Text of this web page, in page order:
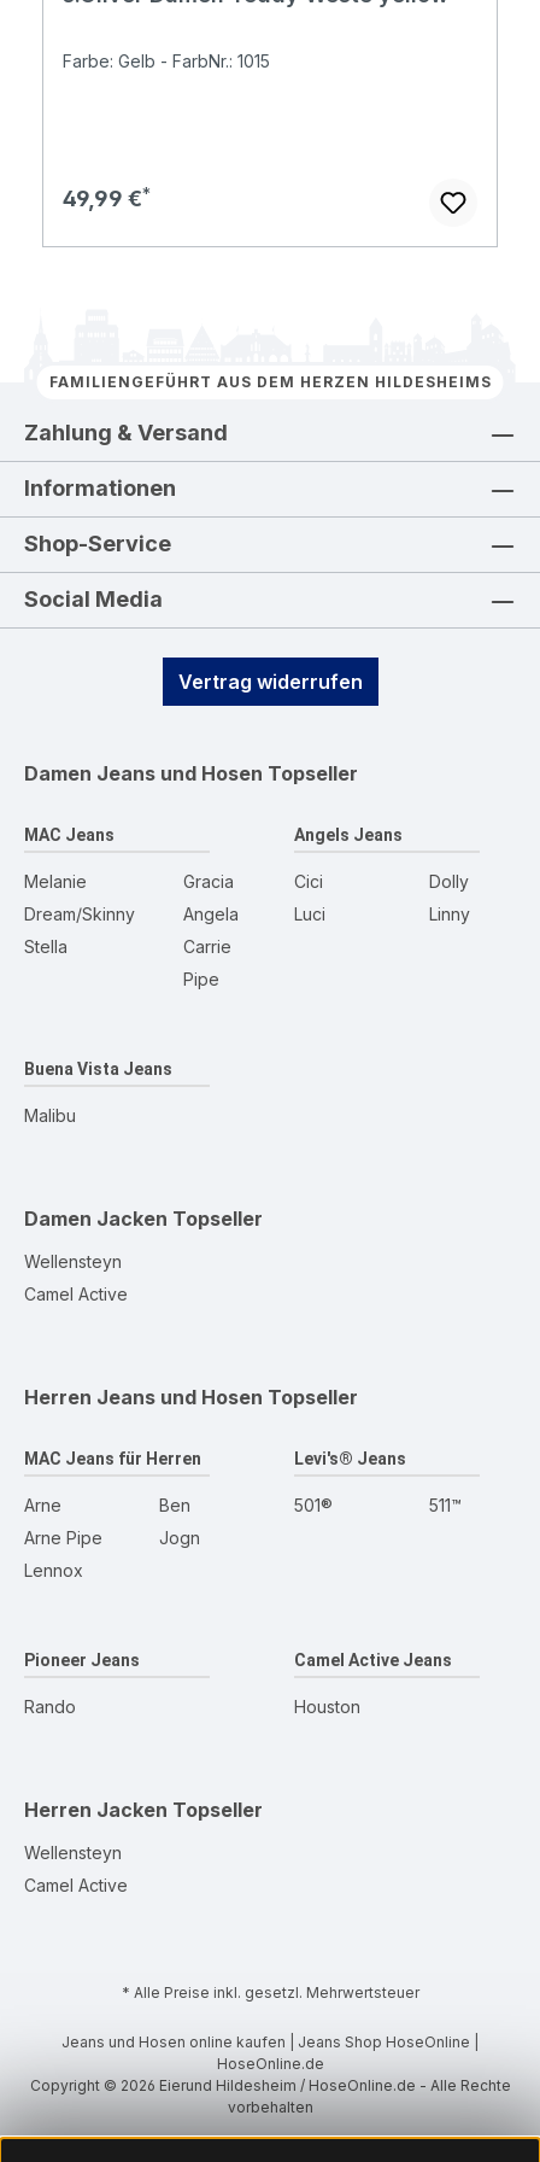
Farbe: Gelb - FarbNr.: 1015
Regulärer Preis:
49,99 €
FAMILIENGEFÜHRT AUS DEM HERZEN HILDESHEIMS
Zahlung & Versand
Informationen
Shop-Service
Social Media
Vertrag widerrufen
Damen Jeans und Hosen Topseller
MAC Jeans
Melanie
Dream/Skinny
Stella
Gracia
Angela
Carrie
Pipe
Angels Jeans
Cici
Luci
Dolly
Linny
Buena Vista Jeans
Malibu
Damen Jacken Topseller
Wellensteyn
Camel Active
Herren Jeans und Hosen Topseller
MAC Jeans für Herren
Arne
Arne Pipe
Lennox
Ben
Jogn
Levi's® Jeans
501® 511™
Pioneer Jeans
Rando
Camel Active Jeans
Houston
Herren Jacken Topseller
Wellensteyn
Camel Active
* Alle Preise inkl. gesetzl. Mehrwertsteuer
Jeans und Hosen online kaufen | Jeans Shop HoseOnline |
HoseOnline.de
Copyright © 2026 Eierund Hildesheim / HoseOnline.de - Alle Rechte
vorbehalten